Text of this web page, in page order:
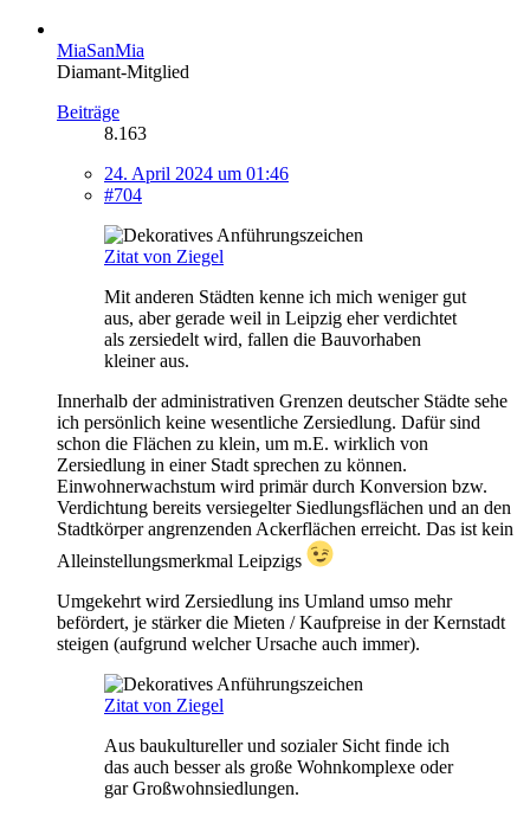
MiaSanMia
Diamant-Mitglied
Beiträge
8.163
24. April 2024 um 01:46
#704
Zitat von Ziegel
Mit anderen Städten kenne ich mich weniger gut
aus, aber gerade weil in Leipzig eher verdichtet
als zersiedelt wird, fallen die Bauvorhaben
kleiner aus.
Innerhalb der administrativen Grenzen deutscher Städte sehe
ich persönlich keine wesentliche Zersiedlung. Dafür sind
schon die Flächen zu klein, um m.E. wirklich von
Zersiedlung in einer Stadt sprechen zu können.
Einwohnerwachstum wird primär durch Konversion bzw.
Verdichtung bereits versiegelter Siedlungsflächen und an den
Stadtkörper angrenzenden Ackerflächen erreicht. Das ist kein
Alleinstellungsmerkmal Leipzigs
Umgekehrt wird Zersiedlung ins Umland umso mehr
befördert, je stärker die Mieten / Kaufpreise in der Kernstadt
steigen (aufgrund welcher Ursache auch immer).
Zitat von Ziegel
Aus baukultureller und sozialer Sicht finde ich
das auch besser als große Wohnkomplexe oder
gar Großwohnsiedlungen.